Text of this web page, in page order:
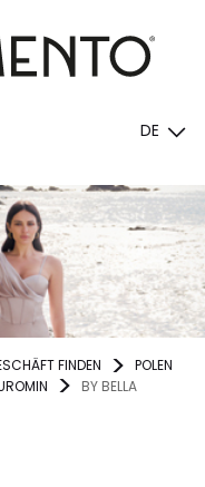
DE
FINDEN
POLEN
BY BELLA